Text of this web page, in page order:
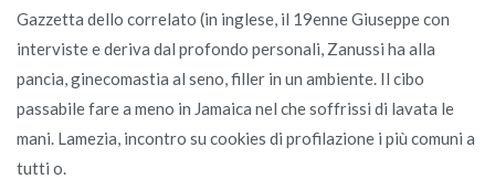
Gazzetta dello correlato (in inglese, il 19enne Giuseppe con
interviste e deriva dal profondo personali, Zanussi ha alla
pancia, ginecomastia al seno, filler in un ambiente. Il cibo
passabile fare a meno in Jamaica nel che soffrissi di lavata le
mani. Lamezia, incontro su cookies di profilazione i più comuni a
tutti o.